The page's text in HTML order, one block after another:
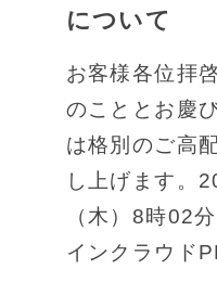
について
お客様各位拝
のこととお慶
は格別のご高
し上げます。
（木）8時02
インクラウド